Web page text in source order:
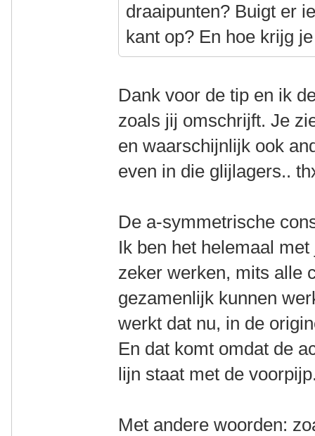
draaipunten? Buigt er
kant op? En hoe krijg
Dank voor de tip en ik
zoals jij omschrijft. Je
en waarschijnlijk ook
even in die glijlagers..
De a-symmetrische
Ik ben het helemaal
zeker werken, mits alle
gezamenlijk kunnen
werkt dat nu, in de
En dat komt omdat de
lijn staat met de
Met andere woorden: